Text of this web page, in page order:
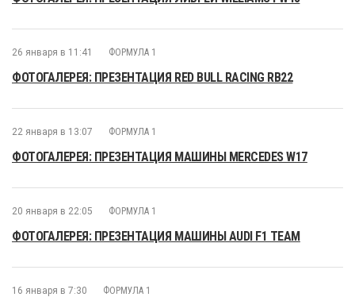
26 января в 11:41 ФОРМУЛА 1
ФОТОГАЛЕРЕЯ: ПРЕЗЕНТАЦИЯ RED BULL RACING RB22
22 января в 13:07 ФОРМУЛА 1
ФОТОГАЛЕРЕЯ: ПРЕЗЕНТАЦИЯ МАШИНЫ MERCEDES W17
20 января в 22:05 ФОРМУЛА 1
ФОТОГАЛЕРЕЯ: ПРЕЗЕНТАЦИЯ МАШИНЫ AUDI F1 TEAM
16 января в 7:30 ФОРМУЛА 1